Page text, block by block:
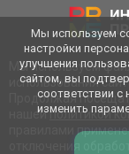
Мы используем
использования
Продолжая
нашейполитикой
правилами
отключения
Мы используем
настройки
улучшения
сайтом, вы
соответствии
изменить